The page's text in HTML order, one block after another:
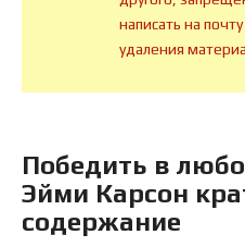
написать на почту
удаления
Победить в
Эйми Карсон
содержание